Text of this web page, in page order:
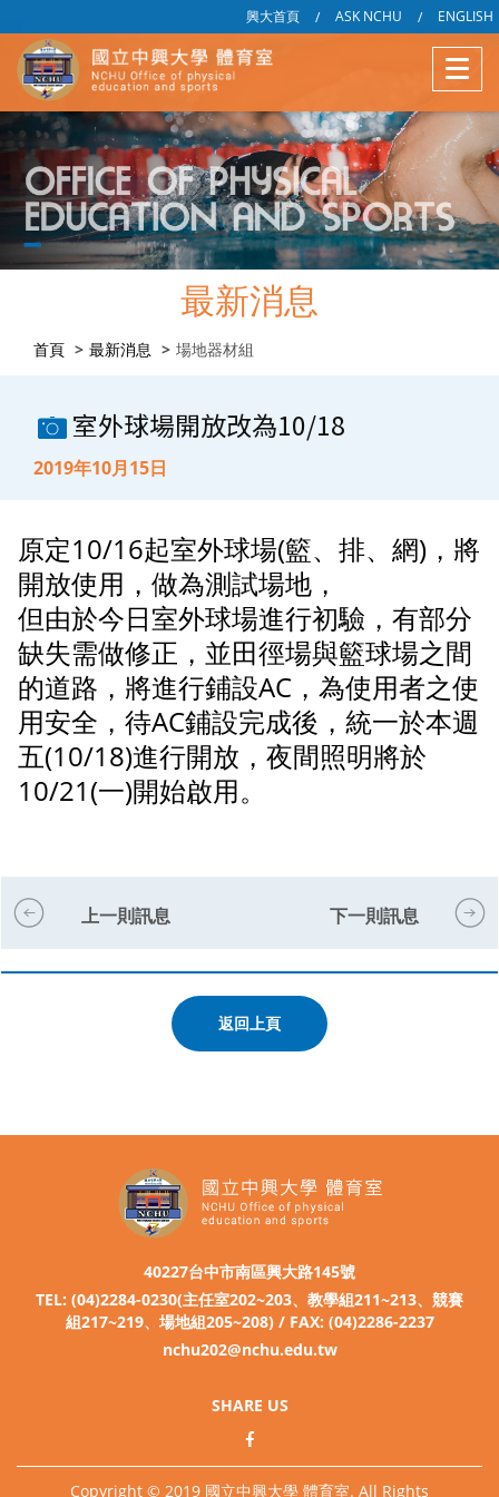
興大首頁 / ASK NCHU / ENGLISH
最新消息
首頁 最新消息 場地器材組
室外球場開放改為10/18
2019年10月15日
原定10/16起室外球場(籃、排、網)，將
開放使用，做為測試場地，
但由於今日室外球場進行初驗，有部分
缺失需做修正，並田徑場與籃球場之間
的道路，將進行鋪設AC，為使用者之使
用安全，待AC鋪設完成後，統一於本週
五(10/18)進行開放，夜間照明將於
10/21(一)開始啟用。
上一則訊息 下一則訊息
返回上頁
40227台中市南區興大路145號
TEL: (04)2284-0230(主任室202~203、教學組211~213、競賽
組217~219、場地組205~208) / FAX: (04)2286-2237
nchu202@nchu.edu.tw
SHARE US
Copyright © 2019 國立中興大學 體育室. All Rights